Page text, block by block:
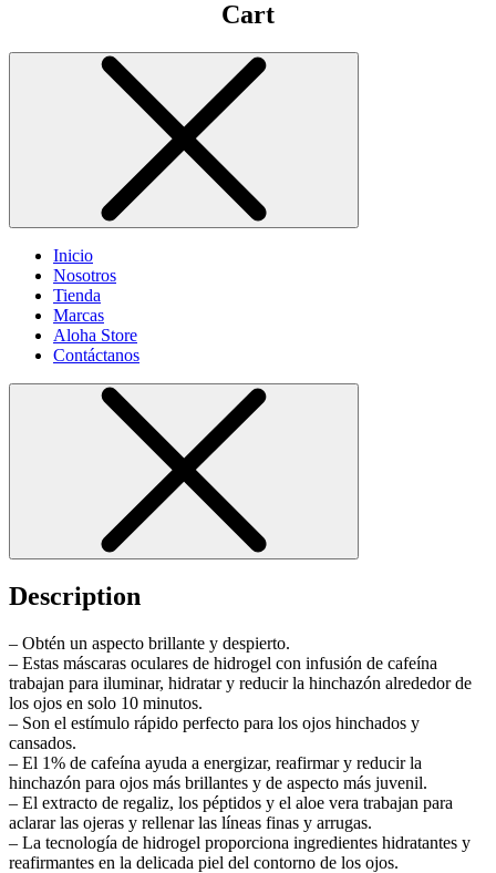
Cart
Inicio
Nosotros
Tienda
Marcas
Aloha Store
Contáctanos
Description
– Obtén un aspecto brillante y despierto.
– Estas máscaras oculares de hidrogel con infusión de cafeína
trabajan para iluminar, hidratar y reducir la hinchazón alrededor de
los ojos en solo 10 minutos.
– Son el estímulo rápido perfecto para los ojos hinchados y
cansados.
– El 1% de cafeína ayuda a energizar, reafirmar y reducir la
hinchazón para ojos más brillantes y de aspecto más juvenil.
– El extracto de regaliz, los péptidos y el aloe vera trabajan para
aclarar las ojeras y rellenar las líneas finas y arrugas.
– La tecnología de hidrogel proporciona ingredientes hidratantes y
reafirmantes en la delicada piel del contorno de los ojos.